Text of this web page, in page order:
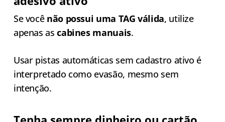
Se você não possui uma TAG válida, utilize
apenas ascabines manuais.
Usar pistas automáticas sem cadastro ativo é
interpretado como evasão, mesmo sem
intenção.